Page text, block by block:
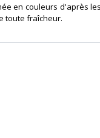
en couleurs d'après
toute fraîcheur.